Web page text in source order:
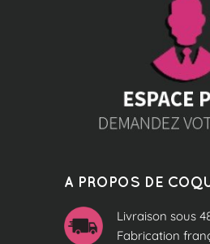
A PROPOS DE
Livraison sous
Fabrication